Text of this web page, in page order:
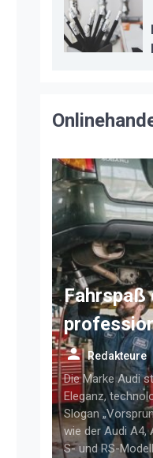
Fahrspaß
Redakteure
Die Marke Audi
Eleganz,
Slogan
wie der Audi A4,
S- und RS-